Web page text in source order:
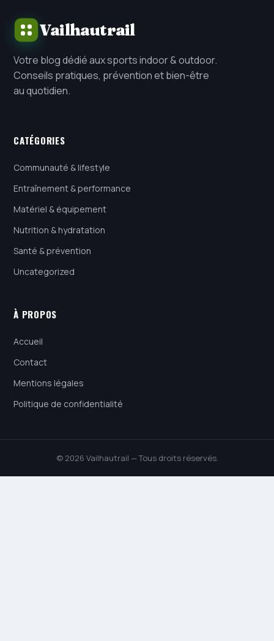
Vailhautrail
Votre blog dédié aux sports indoor & outdoor.
Conseils pratiques, prévention et bien-être
au quotidien.
CATÉGORIES
Communauté & lifestyle
Entraînement & performance
Matériel & équipement
Nutrition & hydratation
Santé & prévention
Uncategorized
À PROPOS
Accueil
Contact
Mentions légales
Politique de confidentialité
© 2026 Vailhautrail — Tous droits réservés.